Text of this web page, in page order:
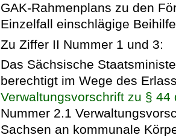
GAK-Rahmenplans zu den
Einzelfall einschlägige
Zu Ziffer II Nummer 1 und 3:
Das Sächsische
berechtigt im Wege des
Verwaltungsvorschrift zu §
Nummer 2.1
Sachsen an kommunale